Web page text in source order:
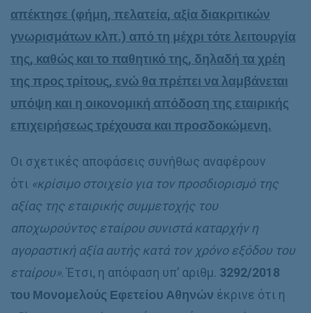
απέκτησε (φήμη, πελατεία, αξία διακριτικών
γνωρισμάτων κλπ.) από τη μέχρι τότε λειτουργία
της, καθώς και το παθητικό της, δηλαδή τα χρέη
της προς τρίτους, ενώ θα πρέπει να λαμβάνεται
υπόψη και η οικονομική απόδοση της εταιρικής
επιχειρήσεως τρέχουσα και προσδοκώμενη.
Οι σχετικές αποφάσεις συνήθως αναφέρουν
ότι «κρίσιμο στοιχείο για τον προσδιορισμό της
αξίας της εταιρικής συμμετοχής του
αποχωρούντος εταίρου συνιστά καταρχήν η
αγοραστική αξία αυτής κατά τον χρόνο εξόδου του
εταίρου». Έτσι, η απόφαση υπ’ αριθμ. 3292/2018
του Μονομελούς Εφετείου Αθηνών έκρινε ότι η